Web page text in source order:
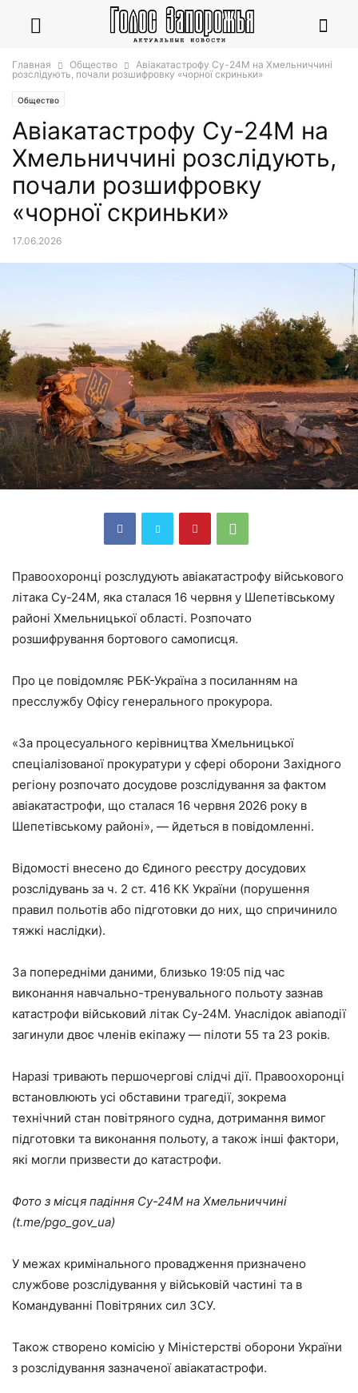
Главная Общество
Авіакатастрофу Су-24М на Хмельниччині
розслідують, почали розшифровку «чорної скриньки»
Общество
Авіакатастрофу Су-24М на
Хмельниччині розслідують,
почали розшифровку
«чорної скриньки»
17.06.2026
Правоохоронці розслудують авіакатастрофу військового
літака Су-24М, яка сталася 16 червня у Шепетівському
районі Хмельницької області. Розпочато
розшифрування бортового самописця.
Про це повідомляє РБК-Україна з посиланням на
пресслужбу Офісу генерального прокурора.
«За процесуального керівництва Хмельницької
спеціалізованої прокуратури у сфері оборони Західного
регіону розпочато досудове розслідування за фактом
авіакатастрофи, що сталася 16 червня 2026 року в
Шепетівському районі», — йдеться в повідомленні.
Відомості внесено до Єдиного реєстру досудових
розслідувань за ч. 2 ст. 416 КК України (порушення
правил польотів або підготовки до них, що спричинило
тяжкі наслідки).
За попередніми даними, близько 19:05 під час
виконання навчально-тренувального польоту зазнав
катастрофи військовий літак Су-24М. Унаслідок авіаподії
загинули двоє членів екіпажу — пілоти 55 та 23 років.
Наразі тривають першочергові слідчі дії. Правоохоронці
встановлюють усі обставини трагедії, зокрема
технічний стан повітряного судна, дотримання вимог
підготовки та виконання польоту, а також інші фактори,
які могли призвести до катастрофи.
Фото з місця падіння Су-24М на Хмельниччині
(t.me/pgo_gov_ua)
У межах кримінального провадження призначено
службове розслідування у військовій частині та в
Командуванні Повітряних сил ЗСУ.
Також створено комісію у Міністерстві оборони України
з розслідування зазначеної авіакатастрофи.